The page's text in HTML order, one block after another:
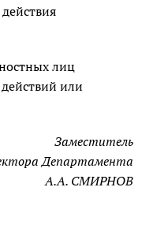
лиц
или
Заместитель
Департамента
А.А. СМИРНОВ